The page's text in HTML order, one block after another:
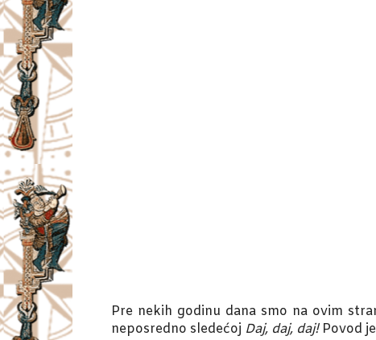
Pre nekih godinu dana smo na ovim
neposredno sledećoj Daj, daj, daj! Povod